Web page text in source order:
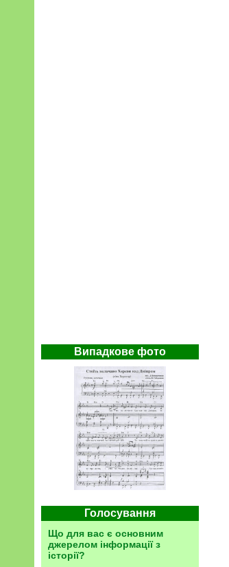
Випадкове фото
Голосування
Що для вас є основним
джерелом інформації з
історії?